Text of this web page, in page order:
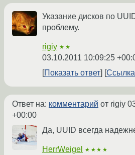
Указание дисков по
проблему.
rigiy ★★
03.10.2011 10:09:25
Показать ответ Ссылка
Ответ на: комментарий от rigiy
+00:00
Да, UUID всегда
HerrWeigel ★★★★